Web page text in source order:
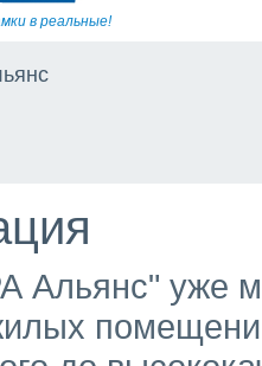
в реальные!
Альянс" уже